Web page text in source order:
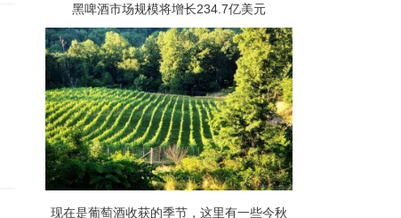
黑啤酒市场规模将增长234.7亿美元
现在是葡萄酒收获的季节，这里有一些今秋